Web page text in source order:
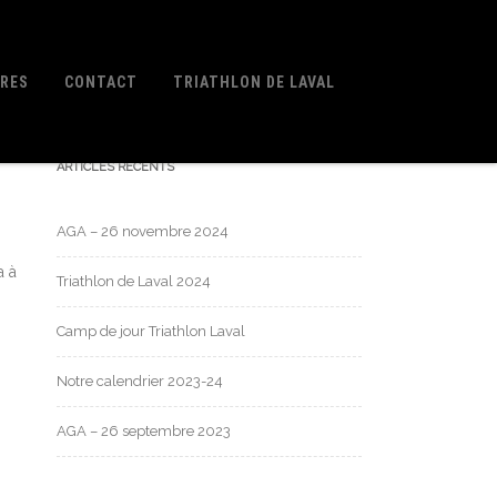
CONTACT TRIATHLON DE LAVAL
à
ARTICLES RÉCENTS
AGA – 26 novembre 2024
Triathlon de Laval 2024
Camp de jour Triathlon Laval
Notre calendrier 2023-24
AGA – 26 septembre 2023